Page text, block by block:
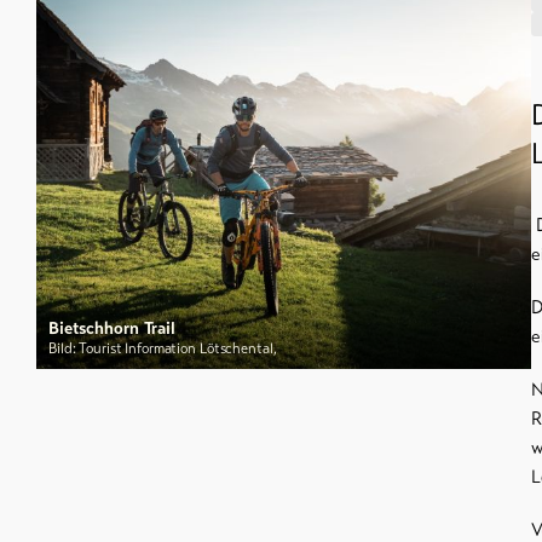
Info &
Service
Aktuelles
Webcams
Wetter
Langlauf
Ski und
Schlitteln
Bietschhorn Trail
Bild: Tourist Information Lötschental,